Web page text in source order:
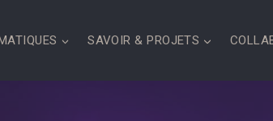
SAVOIR & PROJETS